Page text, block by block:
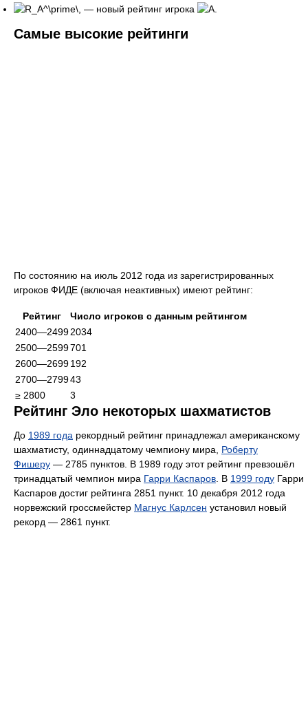
— новый рейтинг игрока
Самые высокие рейтинги
По состоянию на июль 2012 года из зарегистрированных
игроков ФИДЕ (включая неактивных) имеют рейтинг:
Рейтинг
Число игроков с данным рейтингом
2400—24992034
2500—2599701
2600—2699192
2700—279943
≥ 2800
3
Рейтинг Эло некоторых шахматистов
До 1989 года рекордный рейтинг принадлежал американскому
шахматисту, одиннадцатому чемпиону мира, Роберту
Фишеру — 2785 пунктов. В 1989 году этот рейтинг превзошёл
тринадцатый чемпион мира Гарри Каспаров . В 1999 году Гарри
Каспаров достиг рейтинга 2851 пункт. 10 декабря 2012 года
норвежский гроссмейстер Магнус Карлсен установил новый
рекорд — 2861 пункт.